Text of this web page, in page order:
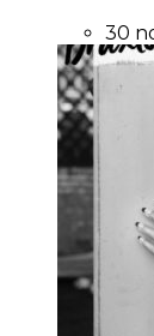
30